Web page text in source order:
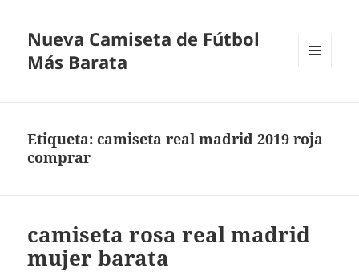
Nueva Camiseta de Fútbol
Más Barata
Etiqueta:camiseta real madrid 2019 roja
comprar
camiseta rosa real madrid
mujer barata